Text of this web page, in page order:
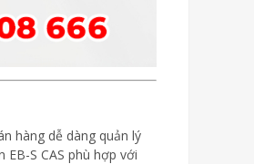
hàng dễ dàng quản lý
S CAS phù hợp với